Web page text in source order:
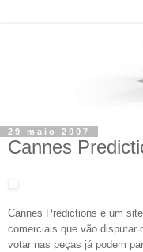
29 maio 2007
Cannes
Cannes Predictions é um
comerciais que vão disputar
votar nas peças já podem